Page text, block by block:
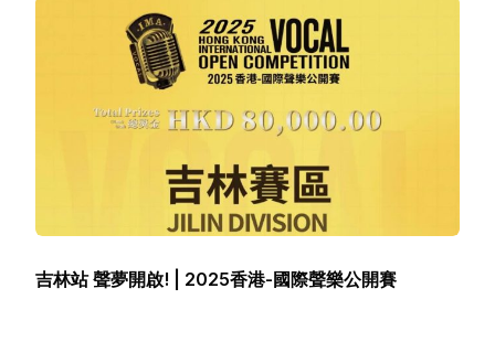
吉林站 聲夢開啟! | 2025香港-國際聲樂公開賽